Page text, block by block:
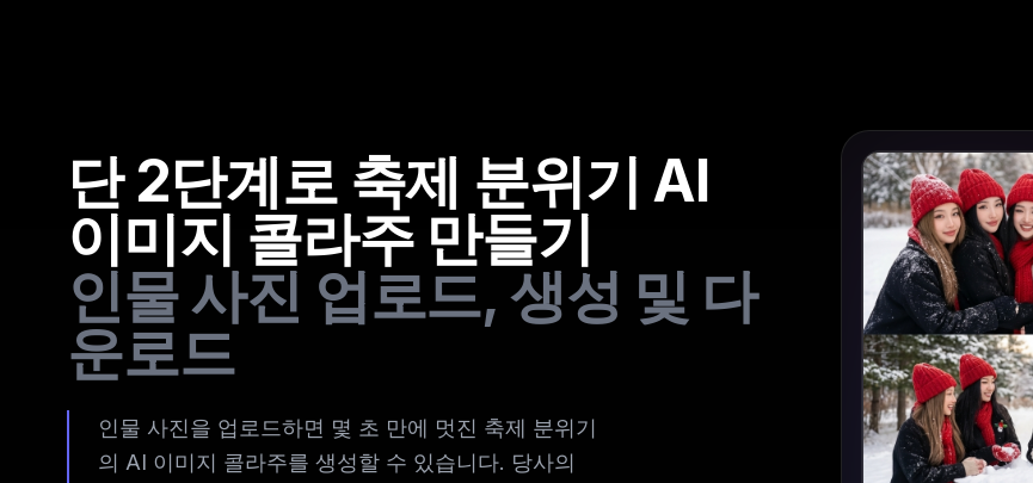
단 2단계로 축제 분위기 AI
이미지 콜라주 만들기
인물 사진 업로드, 생성 및 다
운로드
인물 사진을 업로드하면 몇 초 만에 멋진 축제 분위기
의 AI 이미지 콜라주를 생성할 수 있습니다. 당사의